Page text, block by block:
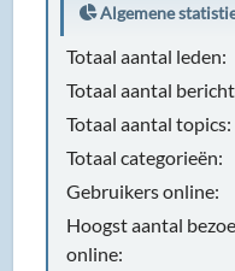
Algemene
Totaal aantal leden:
Totaal aantal
Totaal aantal topics:
Totaal categorieën:
Gebruikers online:
Hoogst aantal
online: